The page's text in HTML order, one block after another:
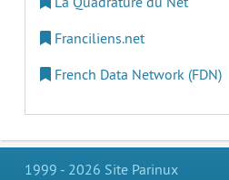
Franciliens.net
French Data Network (FDN)
1999 - 2026 Site Parinux